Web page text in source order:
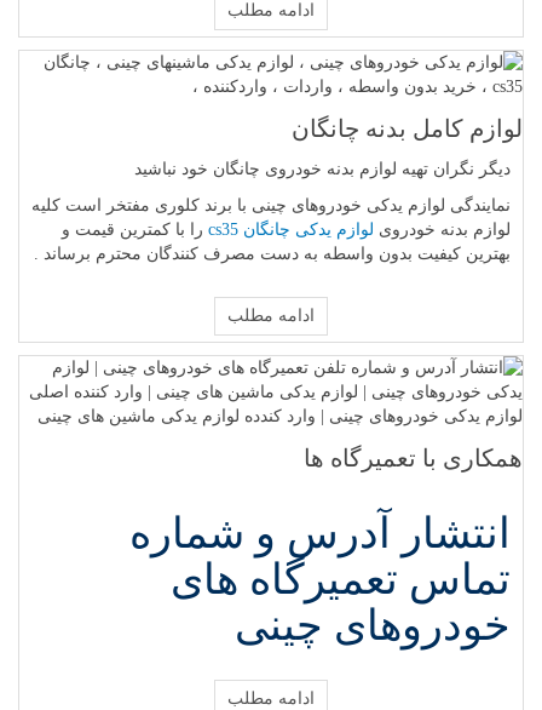
ادامه مطلب
لوازم کامل بدنه چانگان
دیگر نگران تهیه لوازم بدنه خودروی چانگان خود نباشید
نمایندگی لوازم یدکی خودروهای چینی با برند کلوری مفتخر است کلیه
لوازم بدنه خودروی لوازم یدکی چانگان cs35
را با کمترین قیمت و
بهترین کیفیت بدون واسطه به دست مصرف کنندگان محترم برساند .
ادامه مطلب
همکاری با تعمیرگاه ها
انتشار آدرس و شماره
تماس تعمیرگاه های
خودروهای چینی
ادامه مطلب